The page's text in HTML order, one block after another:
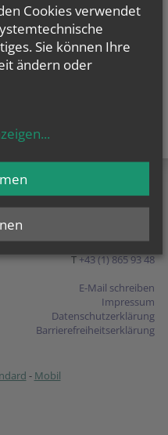
1230 Wien
T+43 (1) 865 93 48
E-Mail schreiben
Impressum
Datenschutzerklärung
Barrierefreiheitserklärung
- Mobil
Cookies verwendet
Sie können Ihre
ändern oder
...